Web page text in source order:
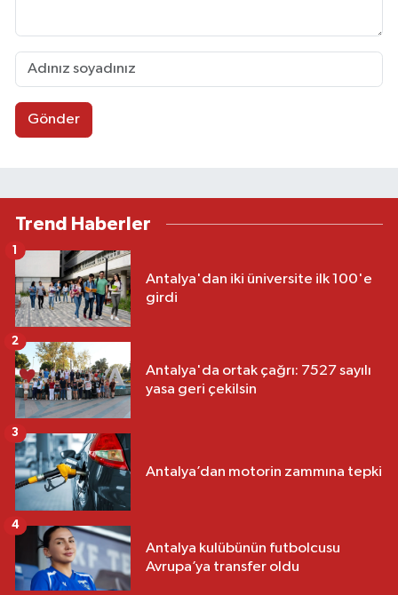
Gönder
Trend Haberler
Antalya'dan iki üniversite ilk 100'e
girdi
1
Antalya'da ortak çağrı: 7527 sayılı
yasa geri çekilsin
2
Antalya’dan motorin zammına tepki
3
Antalya kulübünün futbolcusu
Avrupa’ya transfer oldu
4